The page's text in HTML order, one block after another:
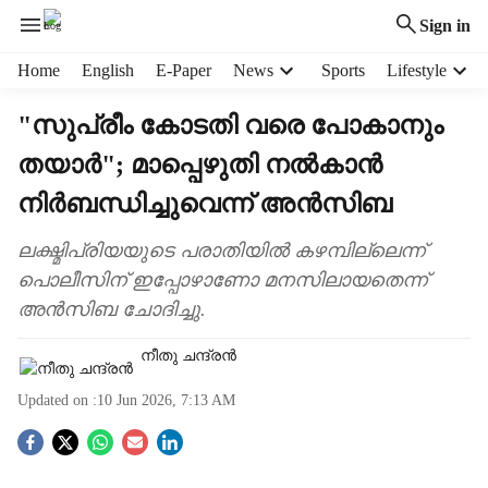
Sign in
Home English E-Paper News Sports Lifestyle
"സുപ്രീം കോടതി വരെ പോകാനും
തയാർ"; ‌മാപ്പെഴുതി നൽകാൻ
നിർബന്ധിച്ചുവെന്ന് അൻസിബ
ലക്ഷ്മിപ്രിയയുടെ പരാതിയിൽ കഴമ്പില്ലെന്ന്
പൊലീസിന് ഇപ്പോഴാണോ മനസിലായതെന്ന്
അൻസിബ ചോദിച്ചു.
നീതു ചന്ദ്രൻ
Updated on :10 Jun 2026, 7:13 AM
S